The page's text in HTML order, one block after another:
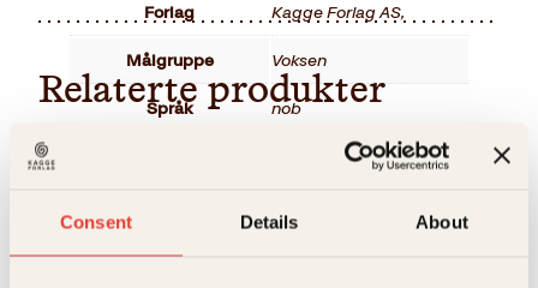
Consent Details About
Forlag Kagge Forlag AS,
Målgruppe Voksen
Språk nob
9788248920212
Bokformat
Relaterte produkter